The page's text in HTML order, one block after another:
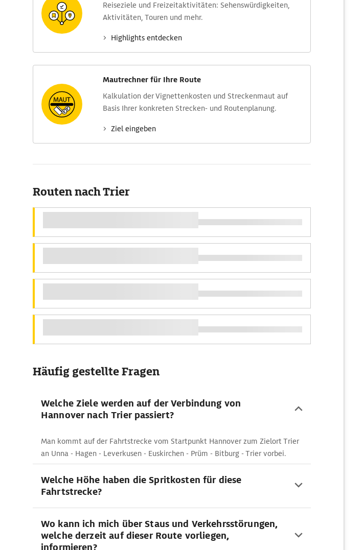
Reise­ziele und Freizeit­aktivitäten: Sehens­würdig­keiten,
Aktivitäten, Touren und mehr.
Highlights entdecken
Mautrechner für Ihre Route
Kalkulation der Vignettenkosten und Streckenmaut auf
Basis Ihrer konkreten Strecken- und Routenplanung.
Ziel eingeben
Routen nach Trier
Häufig gestellte Fragen
Welche Ziele werden auf der Verbindung von
Hannover nach Trier passiert?
Man kommt auf der Fahrtstrecke vom Startpunkt Hannover zum Zielort Trier
an Unna - Hagen - Leverkusen - Euskirchen - Prüm - Bitburg - Trier vorbei.
Welche Höhe haben die Spritkosten für diese
Fahrtstrecke?
Wo kann ich mich über Staus und Verkehrsstörungen,
welche derzeit auf dieser Route vorliegen,
informieren?